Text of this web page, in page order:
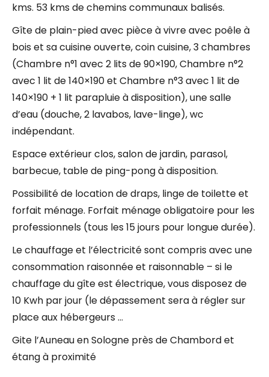
kms. 53 kms de chemins communaux balisés.
Gîte de plain-pied avec pièce à vivre avec poêle à
bois et sa cuisine ouverte, coin cuisine, 3 chambres
(Chambre n°1 avec 2 lits de 90×190, Chambre n°2
avec 1 lit de 140×190 et Chambre n°3 avec 1 lit de
140×190 + 1 lit parapluie à disposition), une salle
d’eau (douche, 2 lavabos, lave-linge), wc
indépendant.
Espace extérieur clos, salon de jardin, parasol,
barbecue, table de ping-pong à disposition.
Possibilité de location de draps, linge de toilette et
forfait ménage. Forfait ménage obligatoire pour les
professionnels (tous les 15 jours pour longue durée).
Le chauffage et l’électricité sont compris avec une
consommation raisonnée et raisonnable – si le
chauffage du gîte est électrique, vous disposez de
10 Kwh par jour (le dépassement sera à régler sur
place aux hébergeurs …
Gite l’Auneau en Sologne près de Chambord et
étang à proximité